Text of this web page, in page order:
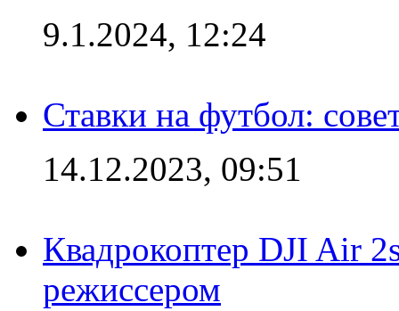
9.1.2024, 12:24
Ставки на футбол:
14.12.2023, 09:51
Квадрокоптер DJI Air
режиссером